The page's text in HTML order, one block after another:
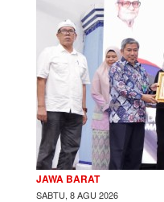
JAWA BARAT
SABTU, 8 AGU 2026